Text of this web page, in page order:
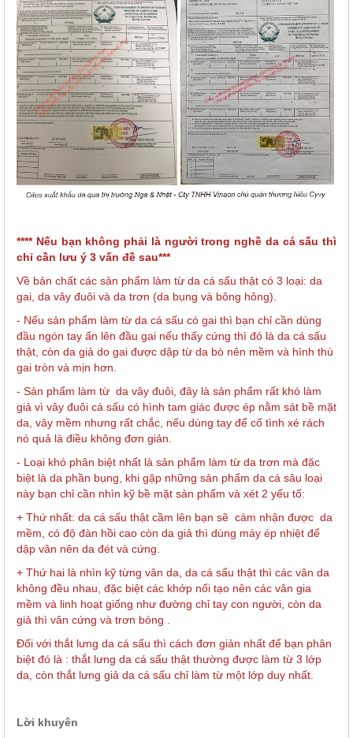
**** Nếu bạn không phải là người trong nghề da cá sấu thì
chỉ cần lưu ý 3 vấn đề sau***
Về bản chất các sản phẩm làm từ da cá sấu thật có 3 loại: da
gai, da vây đuôi và da trơn (da bụng và bông hông).
- Nếu sản phẩm làm từ da cá sấu có gai thì bạn chỉ cần dùng
đầu ngón tay ấn lên đầu gai nếu thấy cứng thì đó là da cá sấu
thật, còn da giả do gai được dập từ da bò nên mềm và hình thù
gai tròn và mịn hơn.
- Sản phẩm làm từ da vây đuôi, đây là sản phẩm rất khó làm
giả vì vây đuôi cá sấu có hình tam giác được ép nằm sát bề mặt
da, vây mềm nhưng rất chắc, nếu dùng tay để cố tình xé rách
nó quả là điều không đơn giản.
- Loại khó phân biệt nhất là sản phẩm làm từ da trơn mà đặc
biệt là da phần bụng, khi gặp những sản phẩm da cá sâu loại
này bạn chỉ cần nhìn kỹ bề mặt sản phẩm và xét 2 yếu tố:
+ Thứ nhất: da cá sấu thật cầm lên bạn sẽ cảm nhận được da
mềm, có độ đàn hồi cao còn da giả thì dùng máy ép nhiệt để
dập vân nên da đét và cứng.
+ Thứ hai là nhìn kỹ từng vân da, da cá sấu thật thì các vân da
không đều nhau, đặc biệt các khớp nối tạo nên các vân gia
mềm và linh hoạt giống như đường chỉ tay con người, còn da
giả thì vân cứng và trơn bóng .
Đối với thắt lưng da cá sấu thì cách đơn giản nhất để bạn phân
biệt đó là : thắt lưng da cá sấu thật thường được làm từ 3 lớp
da, còn thắt lưng giả da cá sấu chỉ làm từ một lớp duy nhất.
Lời khuyên